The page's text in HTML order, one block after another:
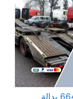
ونش كرين سطحة ام الهيمان 66400336 بدالة